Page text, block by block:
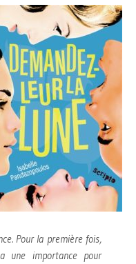
Pour la première fois,
une importance pour